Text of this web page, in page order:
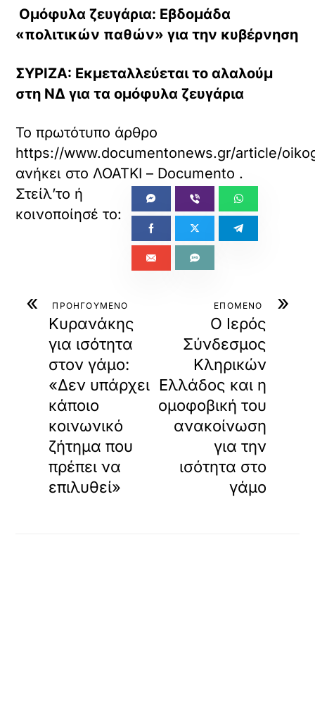
Ομόφυλα ζευγάρια: Εβδομάδα
«πολιτικών παθών» για την κυβέρνηση
ΣΥΡΙΖΑ: Εκμεταλλεύεται το αλαλούμ
στη ΝΔ για τα ομόφυλα ζευγάρια
Το πρωτότυπο άρθρο
https://www.documentonews.gr/article/
ανήκει στο ΛΟΑΤΚΙ – Documento .
« ΠΡΟΗΓΟΥΜΕΝΟ
Κυρανάκης
για ισότητα
στον γάμο:
«Δεν υπάρχει
κάποιο
κοινωνικό
ζήτημα που
πρέπει να
επιλυθεί»
»
ΕΠΟΜΕΝΟ
Ο Ιερός
Σύνδεσμος
Κληρικών
Ελλάδος και η
ομοφοβική του
ανακοίνωση
για την
ισότητα στο
γάμο